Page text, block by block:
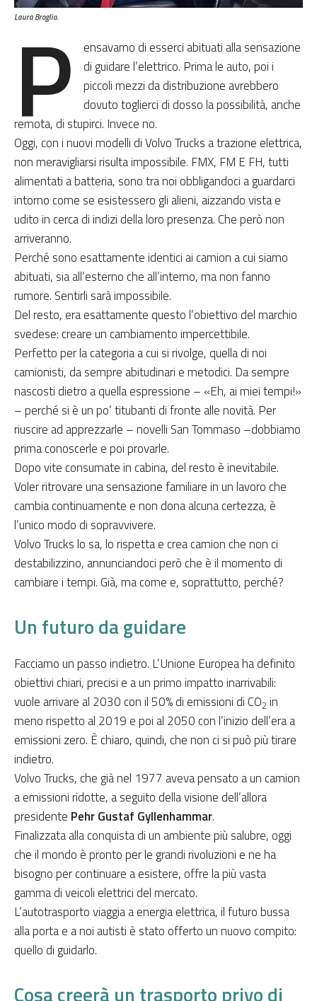
Laura Broglio.
P ensavamo di esserci abituati alla sensazione
di guidare l’elettrico. Prima le auto, poi i
piccoli mezzi da distribuzione avrebbero
dovuto toglierci di dosso la possibilità, anche
remota, di stupirci. Invece no.
Oggi, con i nuovi modelli di Volvo Trucks a trazione elettrica,
non meravigliarsi risulta impossibile. FMX, FM E FH, tutti
alimentati a batteria, sono tra noi obbligandoci a guardarci
intorno come se esistessero gli alieni, aizzando vista e
udito in cerca di indizi della loro presenza. Che però non
arriveranno.
Perché sono esattamente identici ai camion a cui siamo
abituati, sia all’esterno che all’interno, ma non fanno
rumore. Sentirli sarà impossibile.
Del resto, era esattamente questo l’obiettivo del marchio
svedese: creare un cambiamento impercettibile.
Perfetto per la categoria a cui si rivolge, quella di noi
camionisti, da sempre abitudinari e metodici. Da sempre
nascosti dietro a quella espressione – «Eh, ai miei tempi!»
– perché si è un po’ titubanti di fronte alle novità. Per
riuscire ad apprezzarle – novelli San Tommaso –dobbiamo
prima conoscerle e poi provarle.
Dopo vite consumate in cabina, del resto è inevitabile.
Voler ritrovare una sensazione familiare in un lavoro che
cambia continuamente e non dona alcuna certezza, è
l’unico modo di sopravvivere.
Volvo Trucks lo sa, lo rispetta e crea camion che non ci
destabilizzino, annunciandoci però che è il momento di
cambiare i tempi. Già, ma come e, soprattutto, perché?
Un futuro da guidare
Facciamo un passo indietro. L’Unione Europea ha definito
obiettivi chiari, precisi e a un primo impatto inarrivabili:
vuole arrivare al 2030 con il 50% di emissioni di CO2 in
meno rispetto al 2019 e poi al 2050 con l’inizio dell’era a
emissioni zero. È chiaro, quindi, che non ci si può più tirare
indietro.
Volvo Trucks, che già nel 1977 aveva pensato a un camion
a emissioni ridotte, a seguito della visione dell’allora
presidente Pehr Gustaf Gyllenhammar.
Finalizzata alla conquista di un ambiente più salubre, oggi
che il mondo è pronto per le grandi rivoluzioni e ne ha
bisogno per continuare a esistere, offre la più vasta
gamma di veicoli elettrici del mercato.
L’autotrasporto viaggia a energia elettrica, il futuro bussa
alla porta e a noi autisti è stato offerto un nuovo compito:
quello di guidarlo.
Cosa creerà un trasporto privo di